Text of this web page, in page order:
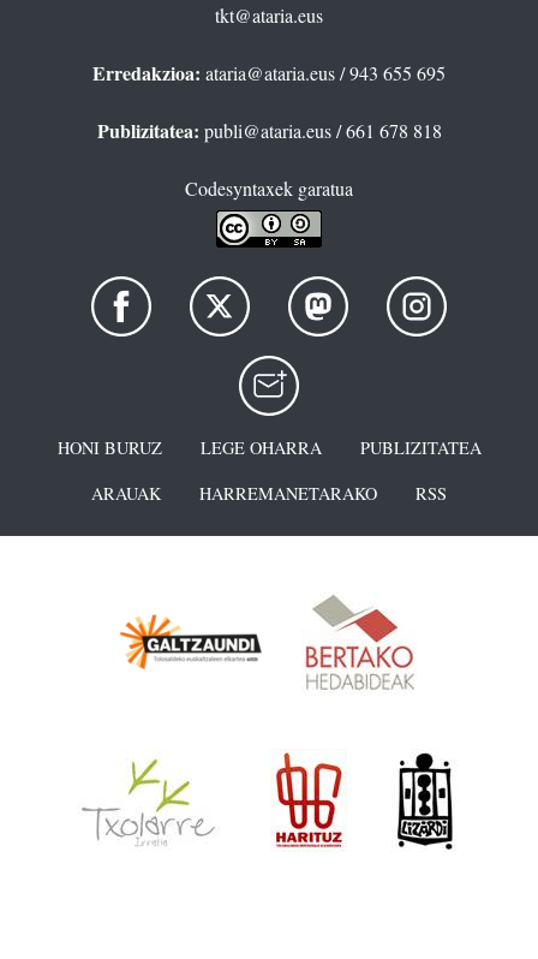
tkt@ataria.eus
Erredakzioa: ataria@ataria.eus/ 943 655 695
Publizitatea: publi@ataria.eus/ 661 678 818
Codesyntaxek garatua
HONI BURUZ LEGE OHARRA
PUBLIZITATEA
ARAUAK
HARREMANETARAKO RSS